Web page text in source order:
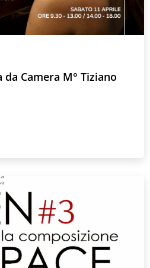
Camera M° Tiziano